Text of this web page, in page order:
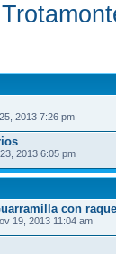
2013 7:26 pm
2013 6:05 pm
con
19, 2013 11:04 am